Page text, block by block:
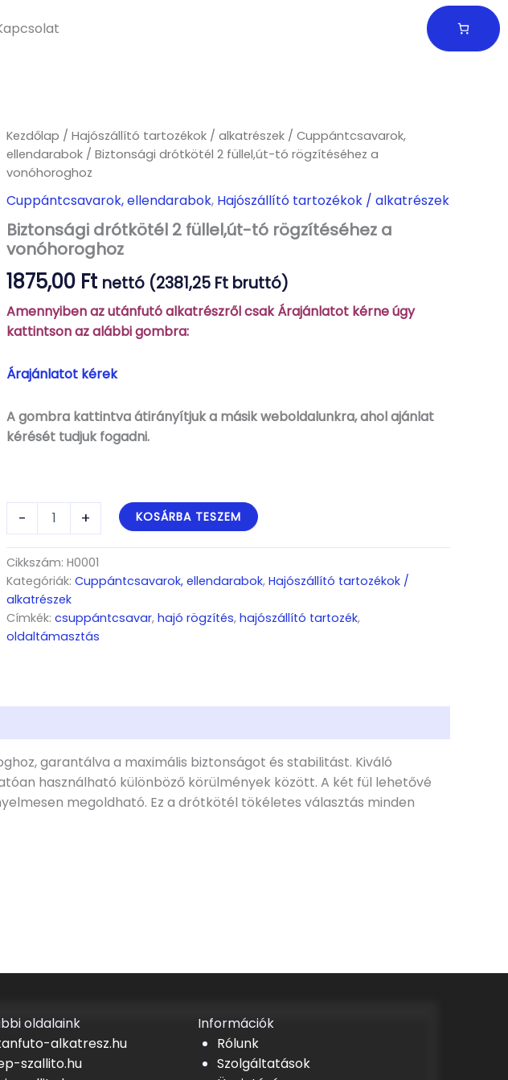
Kezdőlap / Hajószállító tartozékok / alkatrészek / Cuppántcsavarok,
ellendarabok / Biztonsági drótkötél 2 füllel,út-tó rögzítéséhez a
vonóhoroghoz
Cuppántcsavarok, ellendarabok, Hajószállító tartozékok / alkatrészek
Biztonsági drótkötél 2 füllel,út-tó rögzítéséhez a
vonóhoroghoz
1875,00 Ft nettó (2381,25 Ft bruttó)
Amennyiben az utánfutó alkatrészről csak Árajánlatot kérne úgy
kattintson az alábbi gombra:
Árajánlatot kérek
A gombra kattintva átirányítjuk a másik weboldalunkra, ahol ajánlat
kérését tudjuk fogadni.
-
Biztonsági
drótkötél
füllel,út-
tó
rögzítéséhez
a
vonóhoroghoz
mennyiség
+ KOSÁRBA TESZEM
Cikkszám: H0001
Kategóriák: Cuppántcsavarok, ellendarabok, Hajószállító tartozékok /
alkatrészek
Címkék: csuppántcsavar, hajó rögzítés, hajószállító tartozék,
oldaltámasztás
garantálva a maximális biztonságot és stabilitást. Kiváló
használható különböző körülmények között. A két fül lehetővé
megoldható. Ez a drótkötél tökéletes választás minden
oldalaink
alkatresz.hu
szallito.hu
Információk
Rólunk
Szolgáltatások